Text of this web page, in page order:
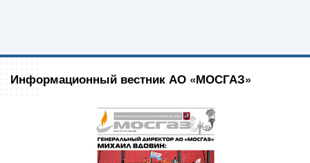
Информационный вестник АО «МОСГАЗ»